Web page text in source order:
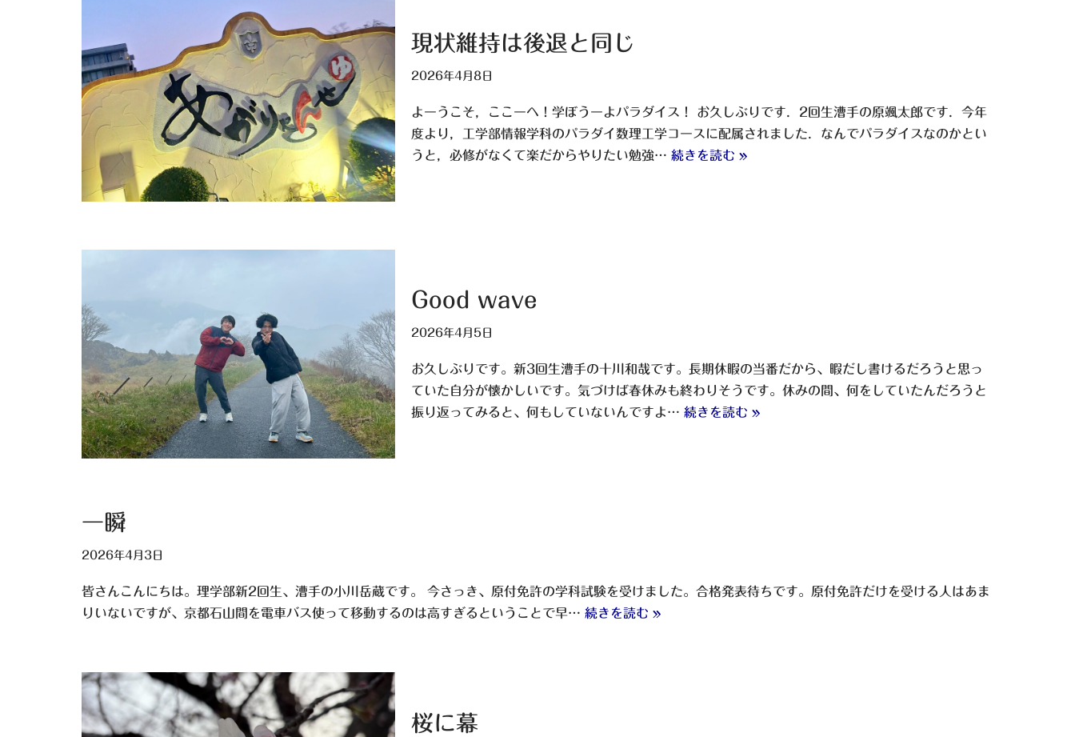
現状維持は後退と同じ
2026年4月8日
よーうこそ，ここーへ！学ぼうーよパラダイス！ お久しぶりです．2回生漕手の原颯太郎です．今年
度より，工学部情報学科のパラダイ数理工学コースに配属されました．なんでパラダイスなのかとい
うと，必修がなくて楽だからやりたい勉強… 続きを読む »
Good wave
2026年4月5日
お久しぶりです。新3回生漕手の十川和哉です。長期休暇の当番だから、暇だし書けるだろうと思っ
ていた自分が懐かしいです。気づけば春休みも終わりそうです。休みの間、何をしていたんだろうと
振り返ってみると、何もしていないんですよ… 続きを読む »
一瞬
2026年4月3日
皆さんこんにちは。理学部新2回生、漕手の小川岳蔵です。 今さっき、原付免許の学科試験を受けました。合格発表待ちです。原付免許だけを受ける人はあま
りいないですが、京都石山間を電車バス使って移動するのは高すぎるということで早… 続きを読む »
桜に幕